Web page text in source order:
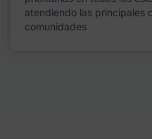
atendiendo las principales
comunidades